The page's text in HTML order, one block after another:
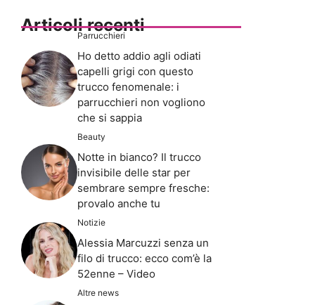
Articoli recenti
Parrucchieri
Ho detto addio agli odiati
capelli grigi con questo
trucco fenomenale: i
parrucchieri non vogliono
che si sappia
Beauty
Notte in bianco? Il trucco
invisibile delle star per
sembrare sempre fresche:
provalo anche tu
Notizie
Alessia Marcuzzi senza un
filo di trucco: ecco com’è la
52enne – Video
Altre news